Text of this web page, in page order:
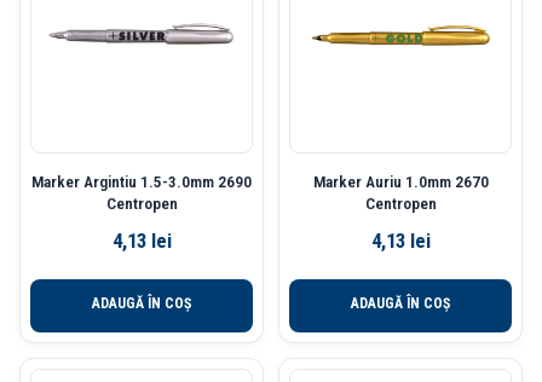
Marker Argintiu 1.5-3.0mm 2690
Centropen
4,13 lei
ADAUGĂ ÎN COȘ
Marker Auriu 1.0mm 2670
Centropen
4,13 lei
ADAUGĂ ÎN COȘ